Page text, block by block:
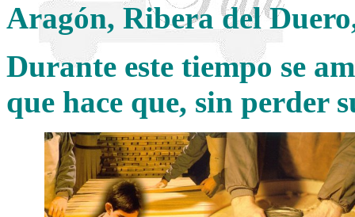
Aragón, Ribera del
Durante este tiempo se
que hace que, sin perder